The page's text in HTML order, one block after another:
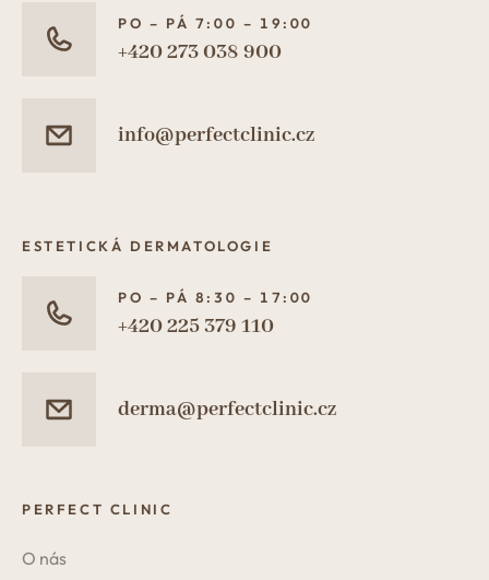
PO – PÁ 7:00 – 19:00
+420 273 038 900
info@perfectclinic.cz
ESTETICKÁ DERMATOLOGIE
PO – PÁ 8:30 – 17:00
+420 225 379 110
derma@perfectclinic.cz
PERFECT CLINIC
O nás